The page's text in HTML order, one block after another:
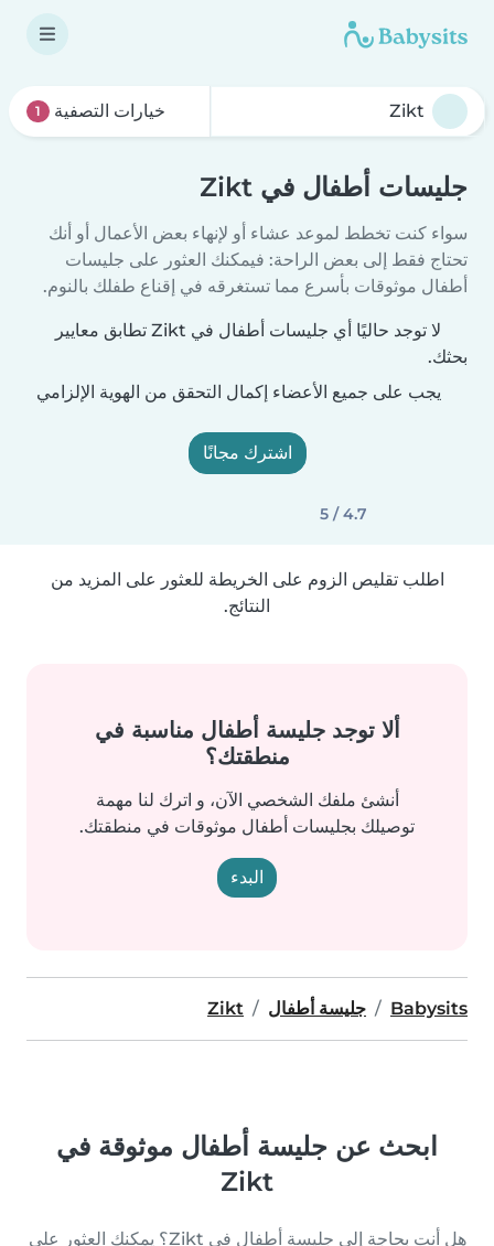
خيارات التصفية 1
جليسات أطفال في Zikt
سواء كنت تخطط لموعد عشاء أو لإنهاء بعض الأعمال أو أنك
تحتاج فقط إلى بعض الراحة: فيمكنك العثور على جليسات
أطفال موثوقات بأسرع مما تستغرقه في إقناع طفلك بالنوم.
لا توجد حاليًا أي جليسات أطفال في Zikt تطابق معايير
بحثك.
يجب على جميع الأعضاء إكمال التحقق من الهوية الإلزامي
اشترك مجانًا
4.7 / 5
اطلب تقليص الزوم على الخريطة للعثور على المزيد من
النتائج.
ألا توجد جليسة أطفال مناسبة في
منطقتك؟
أنشئ ملفك الشخصي الآن، و اترك لنا مهمة
توصيلك بجليسات أطفال موثوقات في منطقتك.
البدء
Babysits جليسة أطفال Zikt
ابحث عن جليسة أطفال موثوقة في
Zikt
هل أنت بحاجة إلى جليسة أطفال في Zikt؟ يمكنك العثور على